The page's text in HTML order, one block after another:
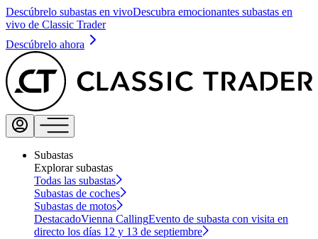
Descúbrelo subastas en vivoDescubra emocionantes subastas en
vivo de Classic Trader
Descúbrelo ahora
Subastas
Explorar subastas
Todas las subastas
Subastas de coches
Subastas de motos
DestacadoVienna CallingEvento de subasta con visita en
directo los días 12 y 13 de septiembre